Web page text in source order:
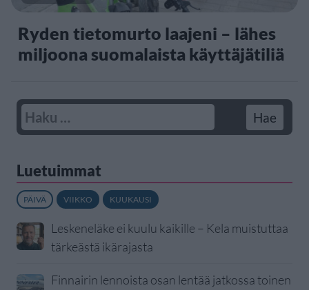
Ryden tietomurto laajeni – lähes
miljoona suomalaista käyttäjätiliä
Luetuimmat
PÄIVÄ VIIKKO KUUKAUSI
Leskeneläke ei kuulu kaikille – Kela muistuttaa
tärkeästä ikärajasta
Finnairin lennoista osan lentää jatkossa toinen